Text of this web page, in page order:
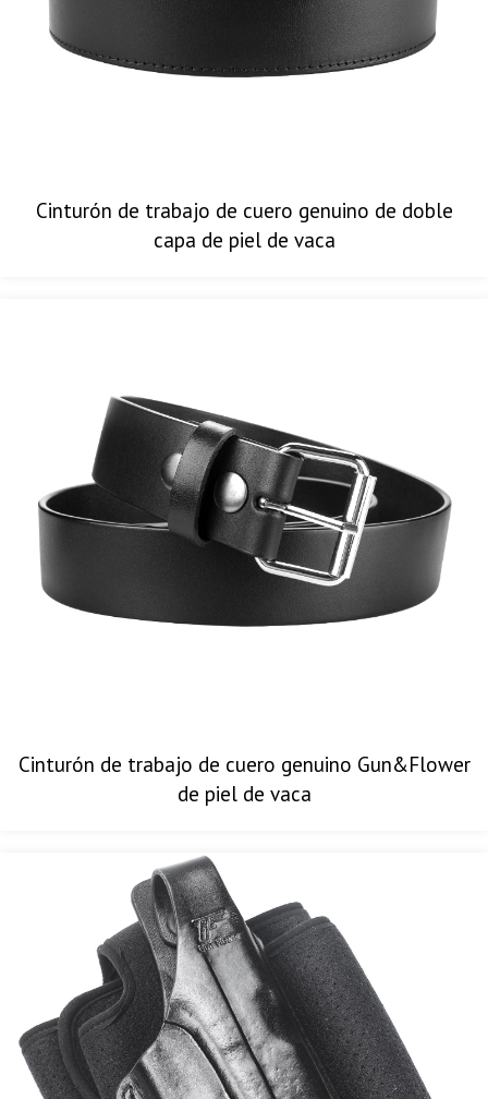
Cinturón de trabajo de cuero genuino de doble
capa de piel de vaca
Cinturón de trabajo de cuero genuino Gun&Flower
de piel de vaca